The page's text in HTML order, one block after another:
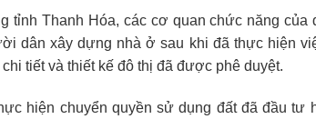
tỉnh Thanh Hóa, các cơ quan chức năng
dân xây dựng nhà ở sau khi đã thực hiện
tiết và thiết kế đô thị đã được phê duyệt.
hiện chuyển quyền sử dụng đất đã đầu tư